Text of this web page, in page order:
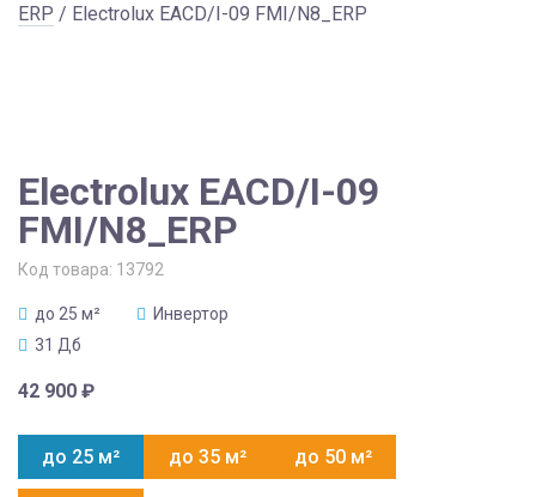
ERP / Electrolux EACD/I-09 FMI/N8_ERP
Electrolux EACD/I-09
FMI/N8_ERP
Код товара: 13792
до 25 м²
Инвертор
31 Дб
42 900 ₽
до 25 м² до 35 м² до 50 м²